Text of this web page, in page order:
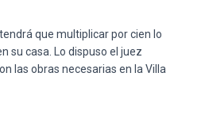
que multiplicar por cien lo
su casa. Lo dispuso el juez
las obras necesarias en la Villa